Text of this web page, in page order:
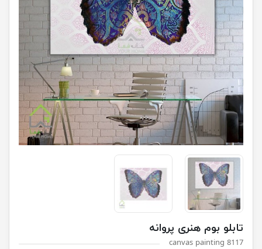
تابلو بوم هنری پروانه
canvas painting 8117